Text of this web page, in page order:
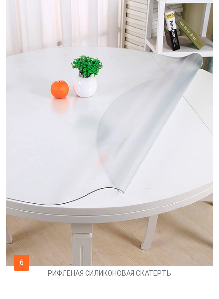
6
РИФЛЕНАЯ СИЛИКОНОВАЯ СКАТЕРТЬ